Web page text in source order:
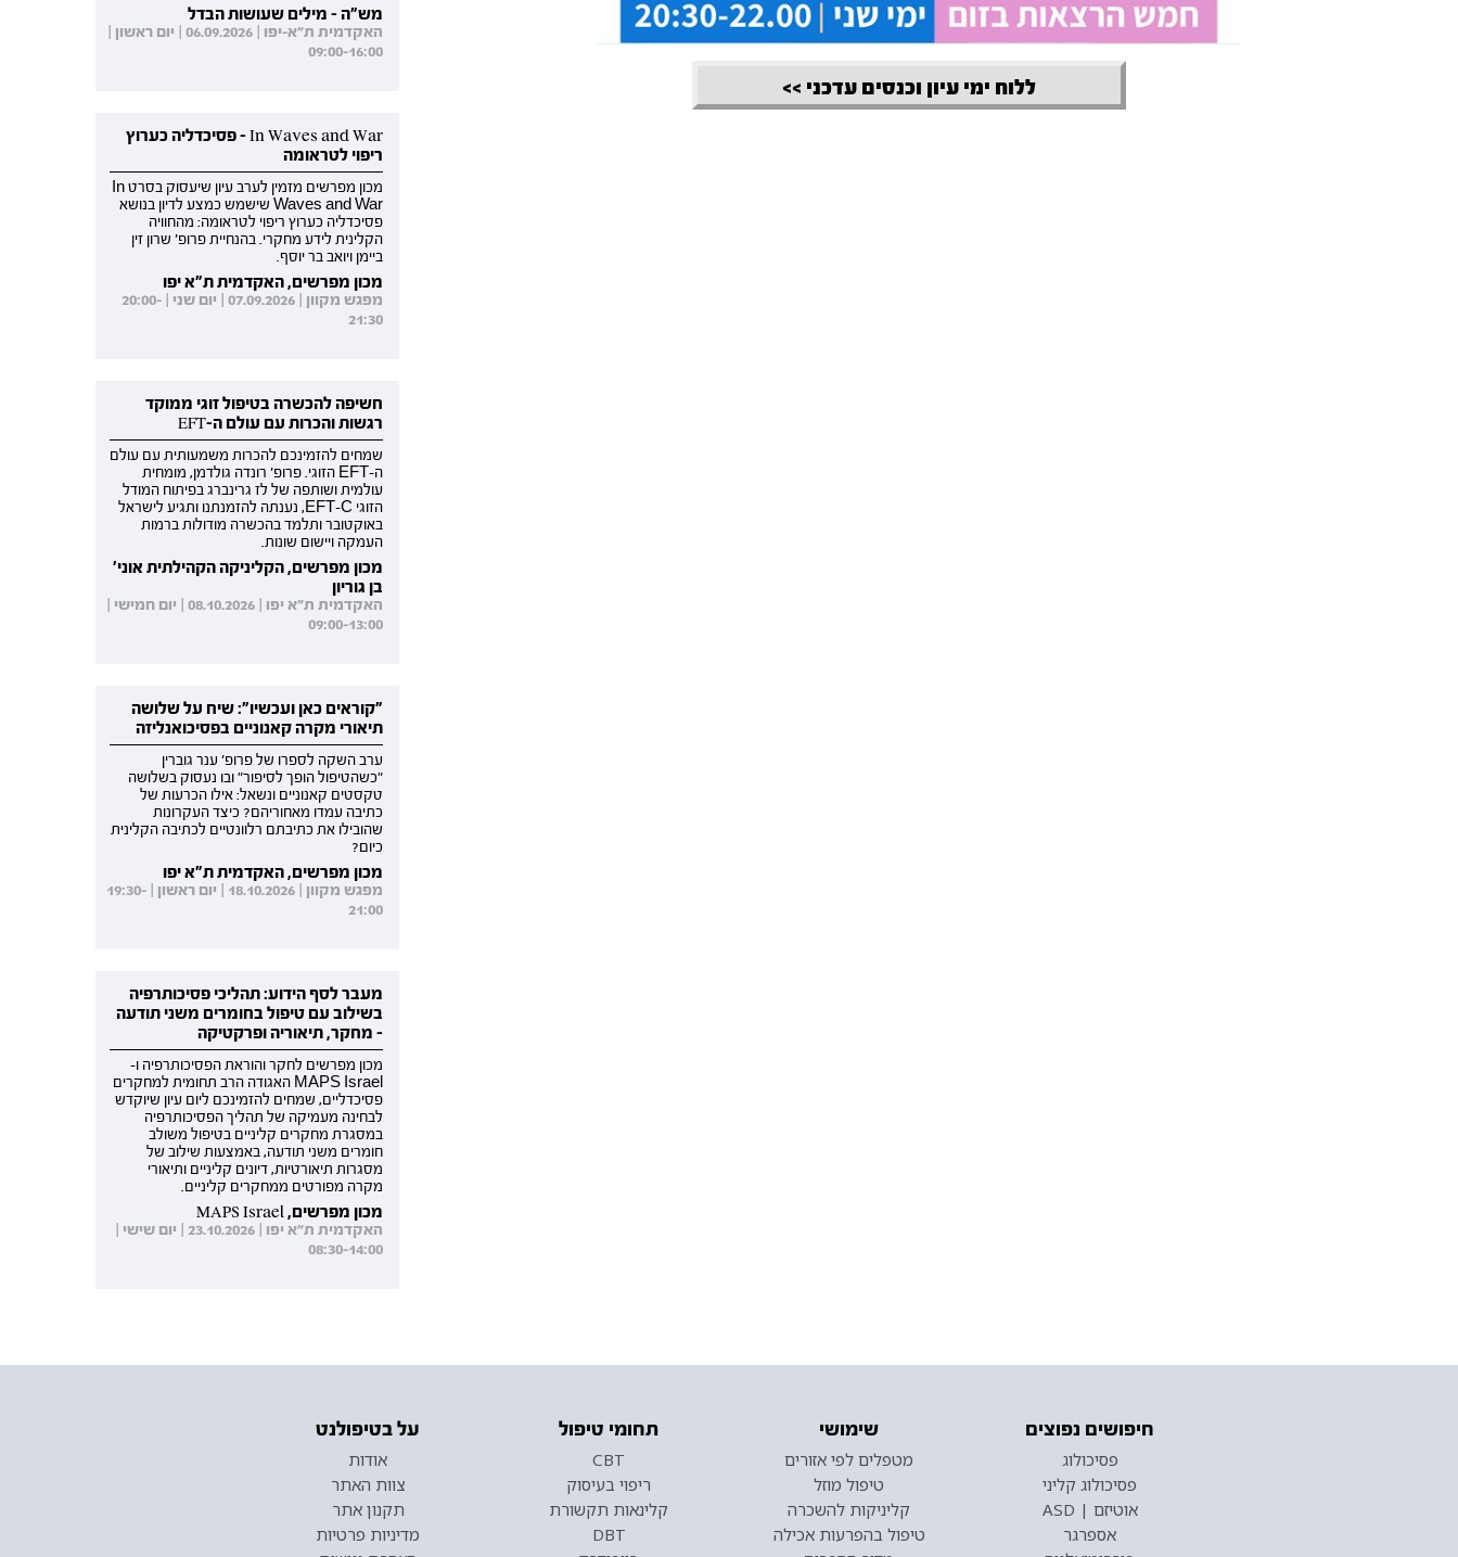
ללוח ימי עיון וכנסים עדכני >>
מש"ה - מילים שעושות הבדל
האקדמית ת"א-יפו | 06.09.2026 | יום ראשון |
09:00-16:00
In Waves and War - פסיכדליה כערוץ
ריפוי לטראומה
מכון מפרשים מזמין לערב עיון שיעסוק בסרט In
Waves and War שישמש כמצע לדיון בנושא
פסיכדליה כערוץ ריפוי לטראומה: מהחוויה
הקלינית לידע מחקרי. בהנחיית פרופ' שרון זין
ביימן ויואב בר יוסף.
מכון מפרשים, האקדמית ת"א יפו
מפגש מקוון | 07.09.2026 | יום שני | 20:00-
21:30
חשיפה להכשרה בטיפול זוגי ממוקד
רגשות והכרות עם עולם ה-EFT
שמחים להזמינכם להכרות משמעותית עם עולם
ה-EFT הזוגי. פרופ' רונדה גולדמן, מומחית
עולמית ושותפה של לז גרינברג בפיתוח המודל
הזוגי EFT-C, נענתה להזמנתנו ותגיע לישראל
באוקטובר ותלמד בהכשרה מודולות ברמות
העמקה ויישום שונות.
מכון מפרשים, הקליניקה הקהילתית אוני'
בן גוריון
האקדמית ת"א יפו | 08.10.2026 | יום חמישי |
09:00-13:00
"קוראים כאן ועכשיו": שיח על שלושה
תיאורי מקרה קאנוניים בפסיכואנליזה
ערב השקה לספרו של פרופ' ענר גוברין
"כשהטיפול הופך לסיפור" ובו נעסוק בשלושה
טקסטים קאנוניים ונשאל: אילו הכרעות של
כתיבה עמדו מאחוריהם? כיצד העקרונות
שהובילו את כתיבתם רלוונטיים לכתיבה הקלינית
כיום?
מכון מפרשים, האקדמית ת"א יפו
מפגש מקוון | 18.10.2026 | יום ראשון | 19:30-
21:00
מעבר לסף הידוע: תהליכי פסיכותרפיה
בשילוב עם טיפול בחומרים משני תודעה
- מחקר, תיאוריה ופרקטיקה
מכון מפרשים לחקר והוראת הפסיכותרפיה ו-
MAPS Israel האגודה הרב תחומית למחקרים
פסיכדליים, שמחים להזמינכם ליום עיון שיוקדש
לבחינה מעמיקה של תהליך הפסיכותרפיה
במסגרת מחקרים קליניים בטיפול משולב
חומרים משני תודעה, באמצעות שילוב של
מסגרות תיאורטיות, דיונים קליניים ותיאורי
מקרה מפורטים ממחקרים קליניים.
מכון מפרשים, MAPS Israel
האקדמית ת"א יפו | 23.10.2026 | יום שישי |
08:30-14:00
חיפושים נפוצים
פסיכולוג
פסיכולוג קליני
אוטיזם | ASD
אספרגר
שימושי
מטפלים לפי אזורים
טיפול מוזל
קליניקות להשכרה
טיפול בהפרעות אכילה
תחומי טיפול
CBT
ריפוי בעיסוק
קלינאות תקשורת
DBT
על בטיפולנט
אודות
צוות האתר
תקנון אתר
מדיניות פרטיות